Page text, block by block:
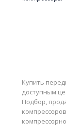
Купить
доступным
Подбор,